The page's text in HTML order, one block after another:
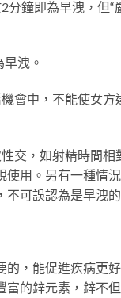
分鐘即為早洩，但“
洩。
會中，不能使女方
交，如射精時間相
用。另有一種情
可誤認為是早洩的
的，能促進疾病更
的鋅元素，鋅不